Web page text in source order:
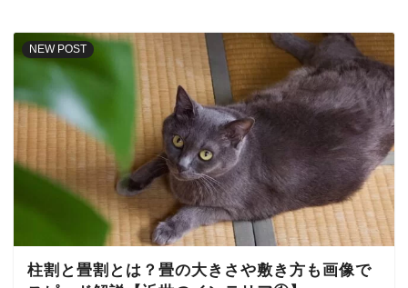
NEW POST
柱割と畳割とは？畳の大きさや敷き方も画像で